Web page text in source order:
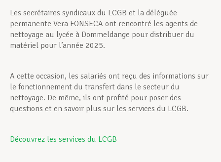
Les secrétaires syndicaux du LCGB et la déléguée
permanente Vera FONSECA ont rencontré les agents de
nettoyage au lycée à Dommeldange pour distribuer du
matériel pour l’année 2025.
A cette occasion, les salariés ont reçu des informations sur
le fonctionnement du transfert dans le secteur du
nettoyage. De même, ils ont profité pour poser des
questions et en savoir plus sur les services du LCGB.
Découvrez les services du LCGB